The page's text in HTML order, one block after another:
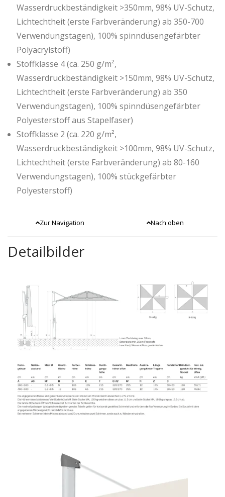
Wasserdruckbeständigkeit >350mm, 98% UV-Schutz,
Lichtechtheit (erste Farbveränderung) ab 350-700
Verwendungstagen), 100% spinndüsengefärbter
Polyacrylstoff)
Stoffklasse 4 (ca. 250 g/m²,
Wasserdruckbeständigkeit >150mm, 98% UV-Schutz,
Lichtechtheit (erste Farbveränderung) ab 350
Verwendungstagen), 100% spinndüsengefärbter
Polyesterstoff aus Stapelfaser)
Stoffklasse 2 (ca. 220 g/m²,
Wasserdruckbeständigkeit >100mm, 98% UV-Schutz,
Lichtechtheit (erste Farbveränderung) ab 80-160
Verwendungstagen), 100% stückgefärbter
Polyesterstoff)
Zur Navigation Nach oben
Detailbilder